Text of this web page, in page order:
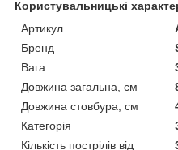
Користувальницькі
Артикул
Бренд
Вага
Довжина загальна, см
Довжина стовбура, см
Категорія
Кількість пострілів від